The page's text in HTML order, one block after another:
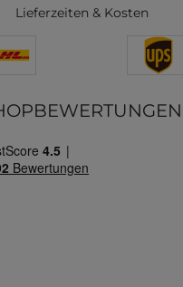
Lieferzeiten & Kosten